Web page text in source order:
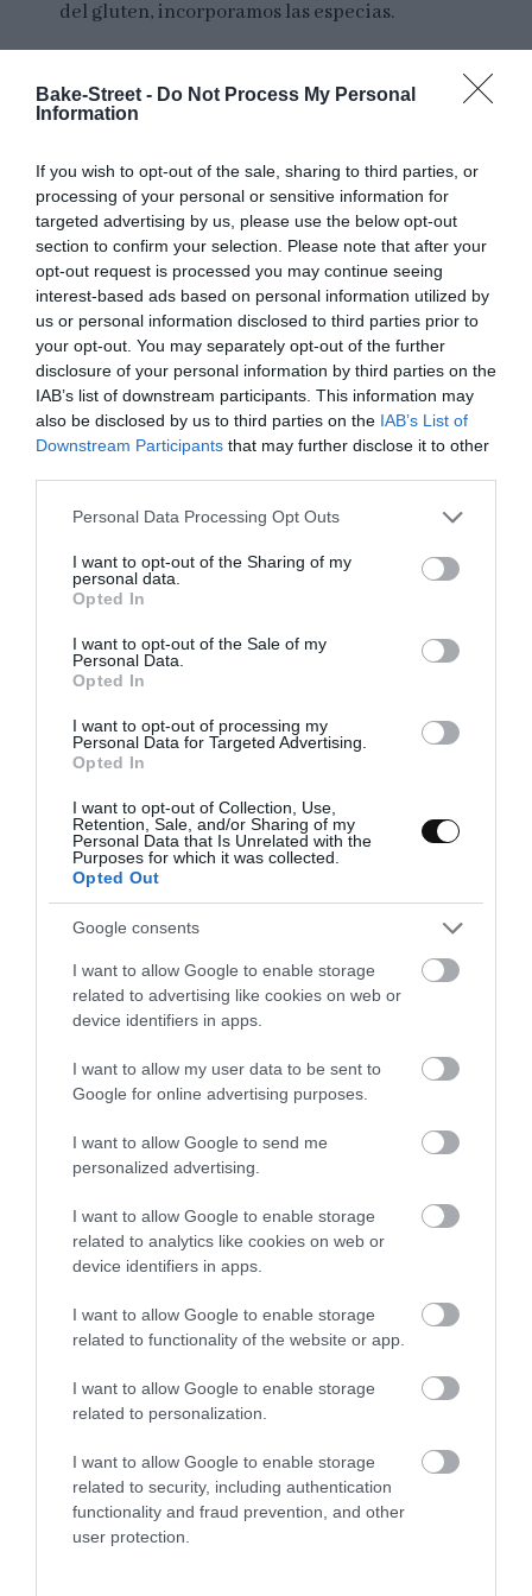
Bake-Street - Do Not Process My Personal
Information
If you wish to opt-out of the sale, sharing to third parties, or
processing of your personal or sensitive information for
targeted advertising by us, please use the below opt-out
section to confirm your selection. Please note that after your
opt-out request is processed you may continue seeing
interest-based ads based on personal information utilized by
us or personal information disclosed to third parties prior to
your opt-out. You may separately opt-out of the further
disclosure of your personal information by third parties on the
IAB’s list of downstream participants. This information may
also be disclosed by us to third parties on the IAB’s List of
Downstream Participants that may further disclose it to other
Please note that this website/app uses one or more Google
not limited to your visit or usage behaviour. You may click to
grant or deny consent to Google and its third-party tags to
use your data for below specified purposes in below Google
consent section.
Personal Data Processing Opt Outs
I want to opt-out of the Sharing of my
personal data.
Opted In
I want to opt-out of the Sale of my
Personal Data.
Opted In
I want to opt-out of processing my
Personal Data for Targeted Advertising.
Opted In
I want to opt-out of Collection, Use,
Retention, Sale, and/or Sharing of my
Personal Data that Is Unrelated with the
Purposes for which it was collected.
Opted Out
Google consents
I want to allow Google to enable storage
related to advertising like cookies on web or
device identifiers in apps.
I want to allow my user data to be sent to
Google for online advertising purposes.
I want to allow Google to send me
personalized advertising.
I want to allow Google to enable storage
related to analytics like cookies on web or
device identifiers in apps.
I want to allow Google to enable storage
related to functionality of the website or app.
I want to allow Google to enable storage
related to personalization.
I want to allow Google to enable storage
related to security, including authentication
functionality and fraud prevention, and other
user protection.
del gluten, incorporamos las especias.
superficie.
que estas queden atrapadas en el interior.
Amasamos con suavidad para favorecer que se
distribuyan por toda la superficie de manera
uniforme.
Hacemos la primera fermentación.
Preparamos un recipiente hermético amplio o
un bol grande, engrasamos con
aceiteligeramentee introducimos la masa
Dejaremos una fermentación en bloque de4
horas a una temperatura controlada, en mi
caso, de 26,5ºC. Haremos 3 plegados, uno
casi doble su volumen inicial.
harina y reservamos.
Hacemos el preformado y formado
Preformamos una bola, procurando
no desgasificar demasiado, dejamos
reposar
paño.
Formamos una hogaza, en el vídeo os muestro
Colocamos la masa en el banneton, cubrimos
en el frigorífico. En total tuvo un segunda
fermentación de13 horas
SEGUNDO DÍA
Horneamos el pan de calabaza con masa
madre.
Precalentamos el horno a
con calor
arriba y abajo. Colocamos la bandeja, piedra
o chapón de acero en la parte más baja del
horno y un recipiente/bandeja con piedras
volcánicas que colocaremos dentro desde que
encendemos el horno, de este modo ellas
también tomarán temperatura. Podemos